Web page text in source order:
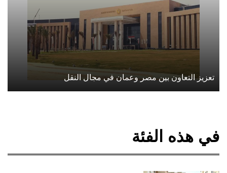
تعزيز التعاون بين مصر وعمان في مجال النقل
في هذه الفئة